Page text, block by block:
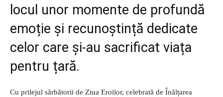
locul unor momente de profundă
emoție și recunoștință dedicate
celor care și-au sacrificat viața
pentru țară.
Cu prilejul sărbătorii de Ziua Eroilor, celebrată de Înălțarea